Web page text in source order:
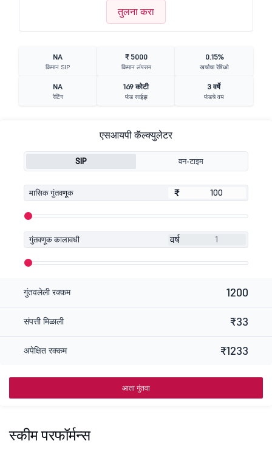
तुलना करा
NA
किमान SIP
₹ 5000
किमान लंपसम
0.15%
खर्चाचा रेशिओ
NA
रेटिंग
169 कोटी
फंड साईझ
3 वर्षे
फंडचे वय
एसआयपी कॅल्क्युलेटर
SIP वन-टाइम
मासिक गुंतवणूक ₹
₹
गुंतवणूक कालावधी वर्ष
गुंतवलेली रक्कम 1200
संपत्ती मिळाली ₹33
अपेक्षित रक्कम ₹1233
आता गुंतवा
स्कीम परफॉर्मन्स